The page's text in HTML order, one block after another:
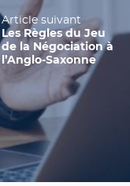
Article suivant
Les Règles du Jeu
de la Négociation à
l’Anglo-Saxonne